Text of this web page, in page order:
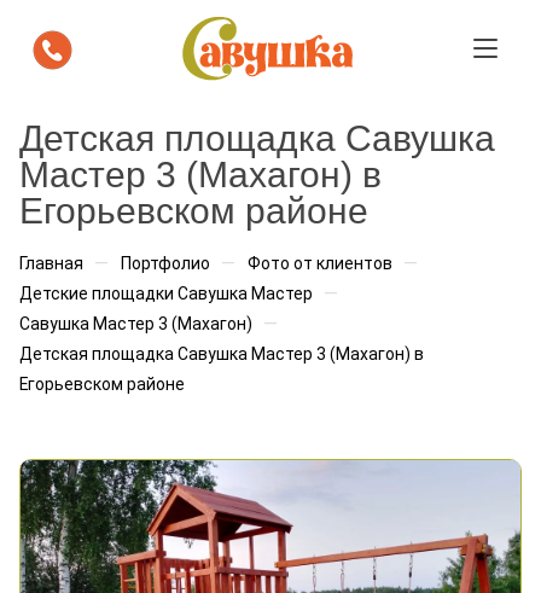
Детская площадка Савушка
Мастер 3 (Махагон) в
Егорьевском районе
Главная — Портфолио — Фото от клиентов —
Детские площадки Савушка Мастер —
Савушка Мастер 3 (Махагон) —
Детская площадка Савушка Мастер 3 (Махагон) в
Егорьевском районе
Посмотрите как площадка
будет выглядеть на вашем участке
Мы бесплатно подготовим визуализацию с
расстановкой площадки. Вы сразу увидите, как она
впишется в пространство.
Ваше имя *